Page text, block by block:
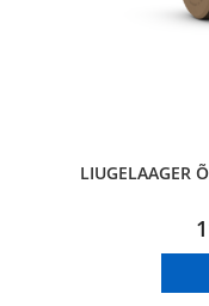
LIUGELAAGER